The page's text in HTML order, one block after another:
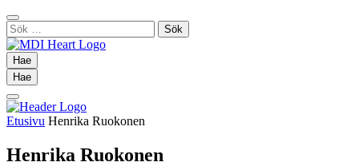
Siirry
sisältöön
Sulje
hae
Sök
efter:
Hae
Hae
Hae
Hae
Main
Menu
Etusivu Henrika Ruokonen
Henrika Ruokonen